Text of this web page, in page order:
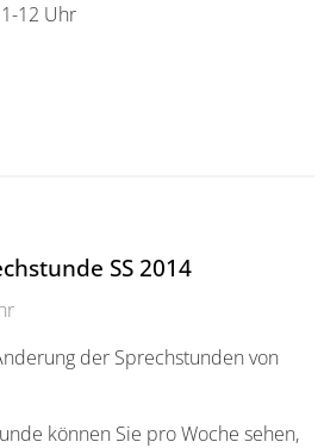
12 Uhr
von Montag auf Dienstag, 11-12
SS 2014
der Sprechstunden von
können Sie pro Woche sehen,